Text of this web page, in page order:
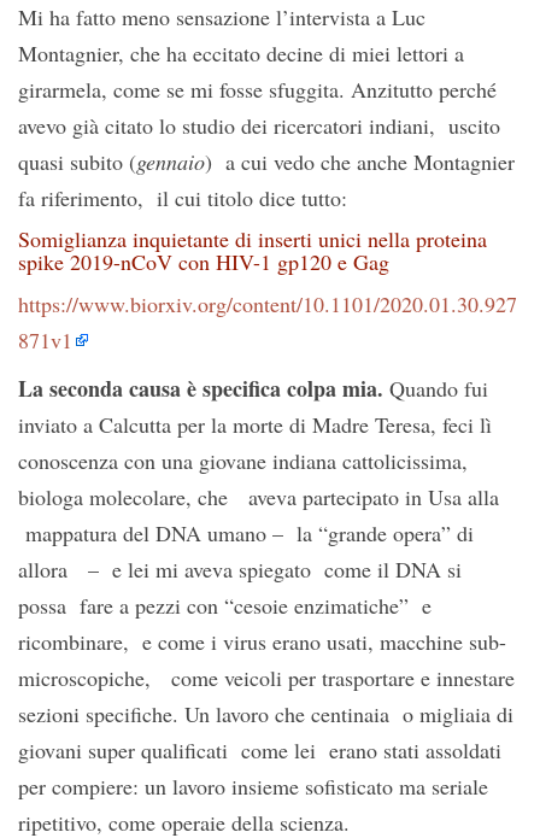
Mi ha fatto meno sensazione l’intervista a Luc
Montagnier, che ha eccitato decine di miei lettori a
girarmela, come se mi fosse sfuggita. Anzitutto perché
avevo già citato lo studio dei ricercatori indiani, uscito
quasi subito (gennaio) a cui vedo che anche Montagnier
fa riferimento, il cui titolo dice tutto:
Somiglianza inquietante di inserti unici nella proteina
spike 2019-nCoV con HIV-1 gp120 e Gag
https://www.biorxiv.org/content/10.1101/2020.01.30.927
871v1
La seconda causa è specifica colpa mia. Quando fui
inviato a Calcutta per la morte di Madre Teresa, feci lì
conoscenza con una giovane indiana cattolicissima,
biologa molecolare, che aveva partecipato in Usa alla
mappatura del DNA umano – la “grande opera” di
allora – e lei mi aveva spiegato come il DNA si
possa fare a pezzi con “cesoie enzimatiche” e
ricombinare, e come i virus erano usati, macchine sub-
microscopiche, come veicoli per trasportare e innestare
sezioni specifiche. Un lavoro che centinaia o migliaia di
giovani super qualificati come lei erano stati assoldati
per compiere: un lavoro insieme sofisticato ma seriale
ripetitivo, come operaie della scienza.